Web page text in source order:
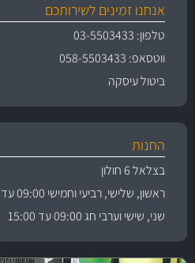
אנחנו זמינים לשירותכם
טלפון: 03-5503433
ווטסאפ: 058-5503433
ביטול עיסקה
החנות
בצלאל 6 חולון
ראשון, שלישי, רביעי וחמישי 09:00 עד 18:00
שני, שישי וערבי חג 09:00 עד 15:00